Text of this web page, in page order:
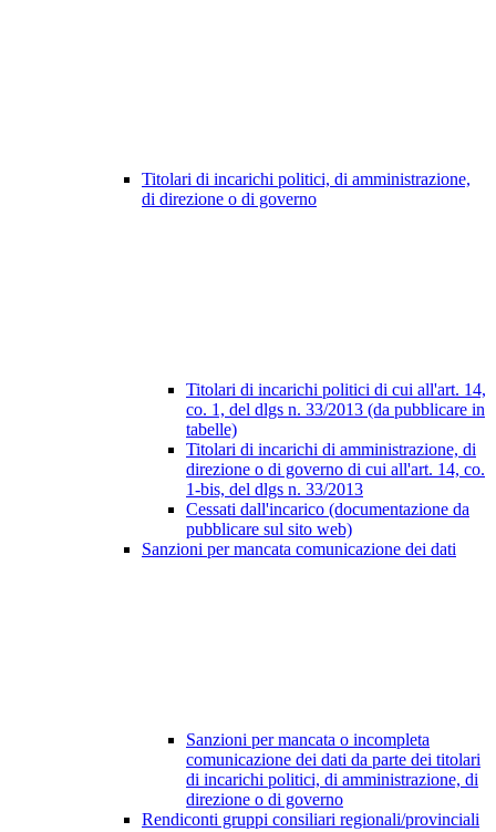
Titolari di incarichi politici, di amministrazione,
di direzione o di governo
Titolari di incarichi politici di cui all'art. 14,
co. 1, del dlgs n. 33/2013 (da pubblicare in
tabelle)
Titolari di incarichi di amministrazione, di
direzione o di governo di cui all'art. 14, co.
1-bis, del dlgs n. 33/2013
Cessati dall'incarico (documentazione da
pubblicare sul sito web)
Sanzioni per mancata comunicazione dei dati
Sanzioni per mancata o incompleta
comunicazione dei dati da parte dei titolari
di incarichi politici, di amministrazione, di
direzione o di governo
Rendiconti gruppi consiliari regionali/provinciali